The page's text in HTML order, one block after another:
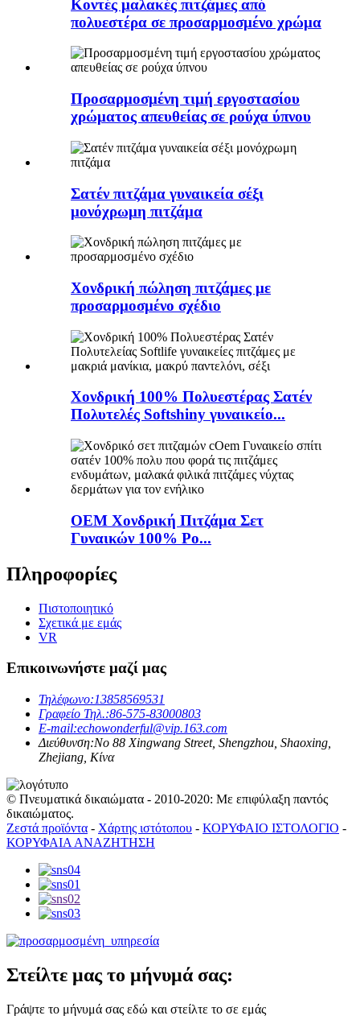
Κοντές μαλακές πιτζάμες από
πολυεστέρα σε προσαρμοσμένο χρώμα
Προσαρμοσμένη τιμή εργοστασίου
χρώματος απευθείας σε ρούχα ύπνου
Σατέν πιτζάμα γυναικεία σέξι
μονόχρωμη πιτζάμα
Χονδρική πώληση πιτζάμες με
προσαρμοσμένο σχέδιο
Χονδρική 100% Πολυεστέρας Σατέν
Πολυτελές Softshiny γυναικείο...
OEM Χονδρική Πιτζάμα Σετ
Γυναικών 100% Po...
Πληροφορίες
Πιστοποιητικό
Σχετικά με εμάς
VR
Επικοινωνήστε μαζί μας
Τηλέφωνο:13858569531
Γραφείο Τηλ.:86-575-83000803
E-mail:echowonderful@vip.163.com
Διεύθυνση:No 88 Xingwang Street, Shengzhou, Shaoxing,
Zhejiang, Κίνα
© Πνευματικά δικαιώματα - 2010-2020: Με επιφύλαξη παντός
δικαιώματος.
Ζεστά προϊόντα - Χάρτης ιστότοπου - ΚΟΡΥΦΑΙΟ ΙΣΤΟΛΟΓΙΟ -
ΚΟΡΥΦΑΙΑ ΑΝΑΖΗΤΗΣΗ
Στείλτε μας το μήνυμά σας:
Γράψτε το μήνυμά σας εδώ και στείλτε το σε εμάς